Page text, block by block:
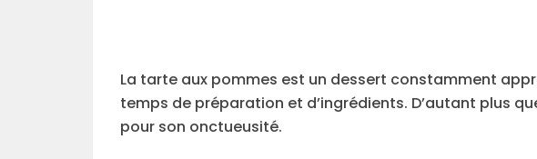
La tarte aux pommes est un dessert constamment
temps de préparation et d’ingrédients. D’autant plus
pour son onctueusité.